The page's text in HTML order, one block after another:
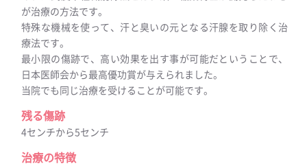
が治療の方法です。
特殊な機械を使って、汗と臭いの元となる汗腺を取り除く治
療法です。
最小限の傷跡で、高い効果を出す事が可能だということで、
日本医師会から最高優功賞が与えられました。
当院でも同じ治療を受けることが可能です。
残る傷跡
4センチから5センチ
治療の特徴